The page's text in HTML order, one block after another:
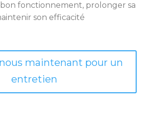
fonctionnement, prolonger sa
son efficacité
maintenant pour un
entretien